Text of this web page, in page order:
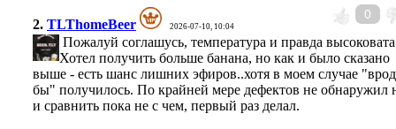
0
2. TLThomeBeer 2026-07-10, 10:04
Пожалуй соглашусь, температура и правда
Хотел получить больше банана, но как и было сказано
выше - есть шанс лишних эфиров..хотя в моем случае
бы" получилось. По крайней мере дефектов не обнаружил
и сравнить пока не с чем, первый раз делал.